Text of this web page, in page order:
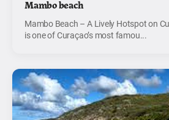
Mambo beach
Mambo Beach – A Lively Hotspot on
is one of Curaçao’s most famou...